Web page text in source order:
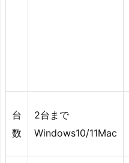
台
数
2台まで
Windows10/11Mac